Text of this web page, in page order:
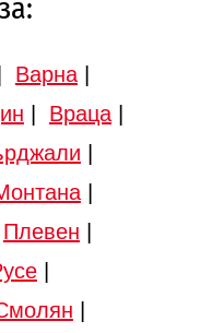
Варна|
Враца|
|
Плевен
|